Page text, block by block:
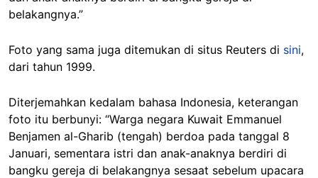
belakangnya.”
Foto yang sama juga ditemukan di situs Reuters di sini,
dari tahun 1999.
Diterjemahkan kedalam bahasa Indonesia, keterangan
foto itu berbunyi: “Warga negara Kuwait Emmanuel
Benjamen al-Gharib (tengah) berdoa pada tanggal 8
Januari, sementara istri dan anak-anaknya berdiri di
bangku gereja di belakangnya sesaat sebelum upacara